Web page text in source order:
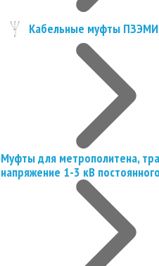
Кабельные муфты ПЗЭМИ
Муфты для метрополитена,
напряжение 1-3 кВ